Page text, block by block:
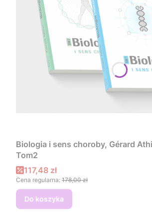
Biologia i sens choroby, Gérard
Tom2
Cena promocyjna
117,48 zł
Cena regularna: 178,00 zł
Do koszyka